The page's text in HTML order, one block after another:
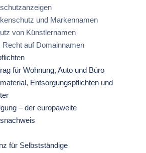
und Markennamen
von Künstlernamen
Recht auf Domainnamen
für Wohnung, Auto und Büro
Entsorgungspflichten und
– der europaweite
für Selbstständige